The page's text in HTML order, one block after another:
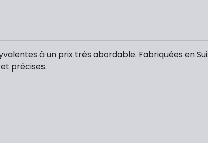
à un prix très abordable. Fabriquées en
précises.